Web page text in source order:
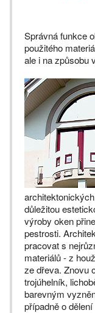
Správná funkce
použitého
ale i na způsobu
důležitou
výroby oken
pestrosti.
pracovat s
materiálů - z
ze dřeva. Znovu
trojúhelník,
barevným
případně o